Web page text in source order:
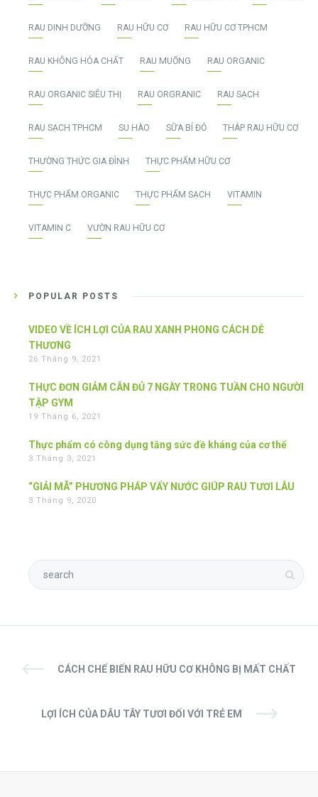
RAU DINH DƯỠNG RAU HỮU CƠ RAU HỮU CƠ TPHCM
RAU KHÔNG HÓA CHẤT RAU MUỐNG RAU ORGANIC
RAU ORGANIC SIÊU THỊ RAU ORGRANIC RAU SẠCH
RAU SẠCH TPHCM SU HÀO SỮA BÍ ĐỎ THÁP RAU HỮU CƠ
THƯỜNG THỨC GIA ĐÌNH THỰC PHẨM HỮU CƠ
THỰC PHẨM ORGANIC THỰC PHẨM SẠCH VITAMIN
VITAMIN C VƯỜN RAU HỮU CƠ
POPULAR POSTS
VIDEO VỀ ÍCH LỢI CỦA RAU XANH PHONG CÁCH DỄ
THƯƠNG
26 Tháng 9, 2021
THỰC ĐƠN GIẢM CÂN ĐỦ 7 NGÀY TRONG TUẦN CHO NGƯỜI
TẬP GYM
19 Tháng 6, 2021
Thực phẩm có công dụng tăng sức đề kháng của cơ thể
3 Tháng 3, 2021
“GIẢI MÃ” PHƯƠNG PHÁP VẨY NƯỚC GIÚP RAU TƯƠI LÂU
3 Tháng 9, 2020
CÁCH CHẾ BIẾN RAU HỮU CƠ KHÔNG BỊ MẤT CHẤT
LỢI ÍCH CỦA DÂU TÂY TƯƠI ĐỐI VỚI TRẺ EM